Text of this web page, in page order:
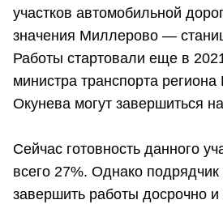
участков автомобильной
значения Миллерово —
Работы стартовали еще в
министра транспорта
Окунева могут завершиться
Сейчас готовность данного
всего 27%. Однако
завершить работы досрочно и